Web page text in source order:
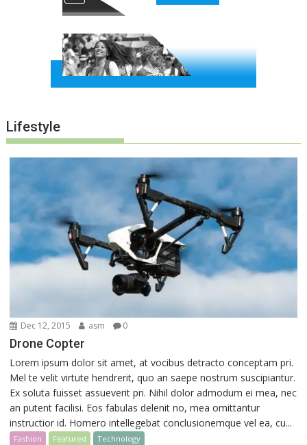
Lifestyle
Dec 12, 2015 asm 0
Drone Copter
Lorem ipsum dolor sit amet, at vocibus detracto conceptam pri.
Mel te velit virtute hendrerit, quo an saepe nostrum suscipiantur.
Ex soluta fuisset assueverit pri. Nihil dolor admodum ei mea, nec
an putent facilisi. Eos fabulas delenit no, mea omittantur
instructior id. Homero intellegebat conclusionemque vel ea, cu...
Fashion Featured Technology